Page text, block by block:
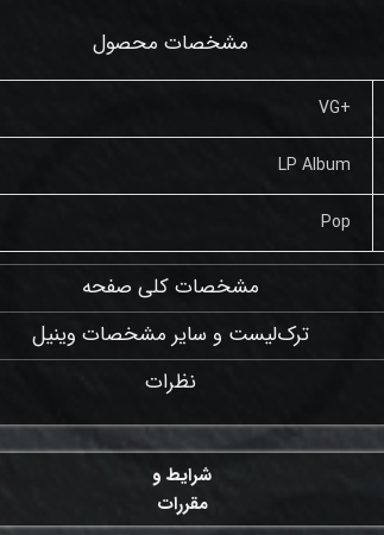
مشخصات محصول
+VG
LP Album
Pop
مشخصات کلی صفحه
ترک‌لیست و سایر مشخصات وینیل
نظرات
شرایط و
مقررات